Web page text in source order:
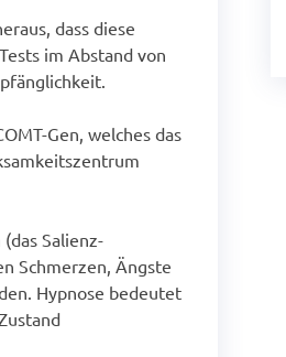
dass diese
im Abstand von
Gen, welches das
Salienz-
Schmerzen, Ängste
Hypnose bedeutet